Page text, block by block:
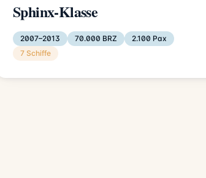
Sphinx-Klasse
2007–2013 70.000 BRZ
2.100 Pax
7 Schiffe